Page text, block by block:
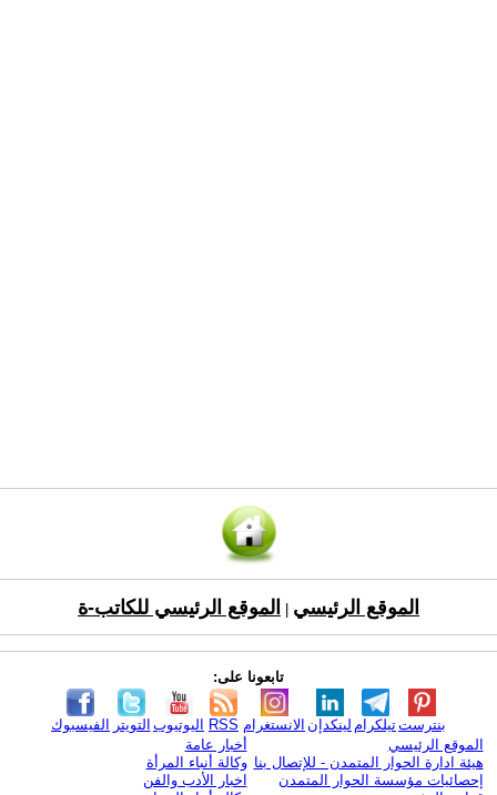
الموقع الرئيسي الموقع الرئيسي للكاتب-ة
تابعونا على:
الفيسبوك التويتر اليوتيوب RSS الانستغرام لينكدإن تيلكرامبنترست
الموقع الرئيسي
هيئة ادارة الحوار المتمدن - للإتصال بنا
إحصائيات مؤسسة الحوار المتمدن
أخبار عامة
وكالة أنباء المرأة
اخبار الأدب والفن